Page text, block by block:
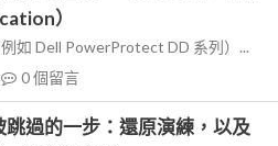
）
如 Dell PowerProtect DD 系列）...
0個留言
過的一步：還原演練，以及